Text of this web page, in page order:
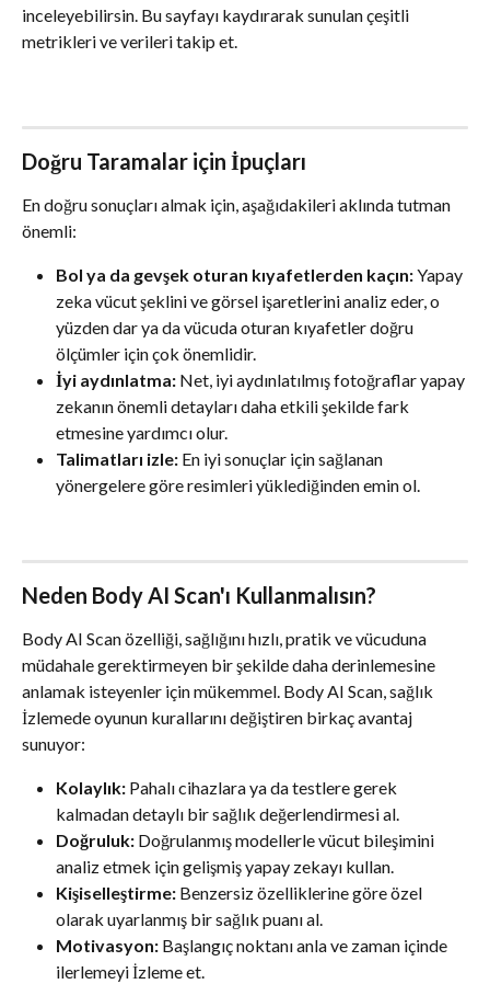
inceleyebilirsin. Bu sayfayı kaydırarak sunulan çeşitli
metrikleri ve verileri takip et.
Doğru Taramalar için İpuçları
En doğru sonuçları almak için, aşağıdakileri aklında tutman
önemli:
Bol ya da gevşek oturan kıyafetlerden kaçın: Yapay
zeka vücut şeklini ve görsel işaretlerini analiz eder, o
yüzden dar ya da vücuda oturan kıyafetler doğru
ölçümler için çok önemlidir.
İyi aydınlatma: Net, iyi aydınlatılmış fotoğraflar yapay
zekanın önemli detayları daha etkili şekilde fark
etmesine yardımcı olur.
Talimatları izle: En iyi sonuçlar için sağlanan
yönergelere göre resimleri yüklediğinden emin ol.
Neden Body AI Scan'ı Kullanmalısın?
Body AI Scan özelliği, sağlığını hızlı, pratik ve vücuduna
müdahale gerektirmeyen bir şekilde daha derinlemesine
anlamak isteyenler için mükemmel. Body AI Scan, sağlık
İzlemede oyunun kurallarını değiştiren birkaç avantaj
sunuyor:
Kolaylık: Pahalı cihazlara ya da testlere gerek
kalmadan detaylı bir sağlık değerlendirmesi al.
Doğruluk: Doğrulanmış modellerle vücut bileşimini
analiz etmek için gelişmiş yapay zekayı kullan.
Kişiselleştirme: Benzersiz özelliklerine göre özel
olarak uyarlanmış bir sağlık puanı al.
Motivasyon: Başlangıç noktanı anla ve zaman içinde
ilerlemeyi İzleme et.